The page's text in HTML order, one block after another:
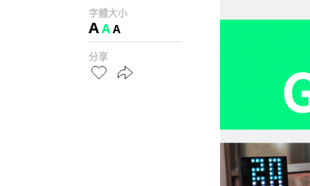
字體大小
AAA
分享